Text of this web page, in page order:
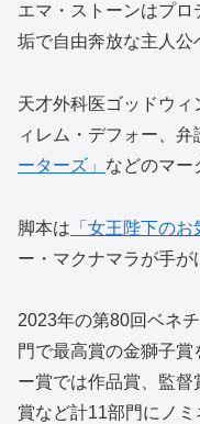
エマ・ストーンはプ
垢で自由奔放な主人公
天才外科医ゴッドウィ
ィレム・デフォー、
ーターズ」 などのマー
脚本は 「女王陛下のお
ー・マクナマラが手が
2023年の第80回ベネ
門で最高賞の金獅子賞
ー賞では作品賞、監
賞など計11部門にノミ